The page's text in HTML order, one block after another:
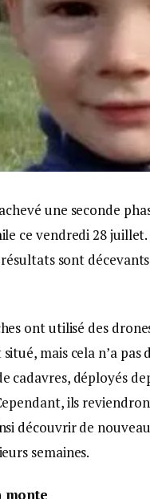
une seconde
ce vendredi 28
sont
ont utilisé des
mais cela n’a
cadavres, déployés
ils
découvrir de
semaines.
monte